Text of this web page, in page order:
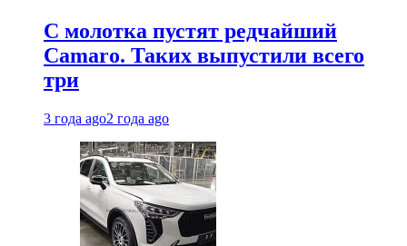
С молотка пустят редчайший
Camaro. Таких выпустили всего
три
3 года ago2 года ago